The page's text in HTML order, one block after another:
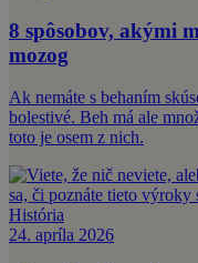
8 spôsobov, akými
mozog
Ak nemáte s behaním
bolestivé. Beh má ale
toto je osem z nich.
História
24. apríla 2026